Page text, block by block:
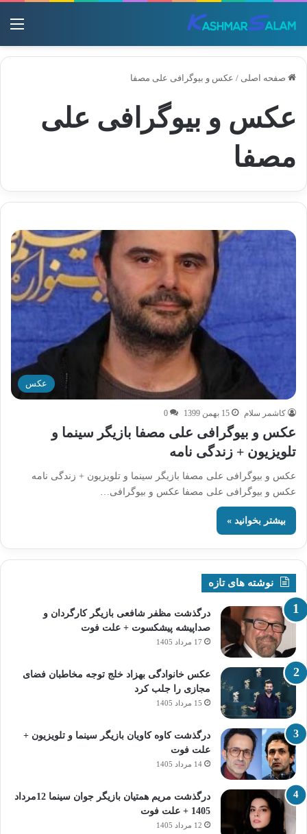
صفحه اصلی / عکس و بیوگرافی علی مصفا
عکس و بیوگرافی علی
مصفا
عکس
کاشمر سلام 15 بهمن 1399 0
عکس و بیوگرافی علی مصفا بازیگر سینما و
تلویزیون + زندگی نامه
عکس و بیوگرافی علی مصفا بازیگر سینما و تلویزیون + زندگی نامه
عکس و بیوگرافی علی مصفا عکس و بیوگرافی…
بیشتر بخوانید »
نوشته های تازه
درگذشت مظفر شافعی بازیگر کارگردان و
صداپیشه پیشکسوت + علت فوت
17 مرداد 1405
عکس خانوادگی بهزاد خلج توجه مخاطبان فضای
مجازی را جلب کرد
15 مرداد 1405
درگذشت کاوه کاویان بازیگر سینما و تلویزیون +
علت فوت
14 مرداد 1405
درگذشت مریم همتیان بازیگر جوان سینما 12مرداد
1405 + علت فوت
12 مرداد 1405